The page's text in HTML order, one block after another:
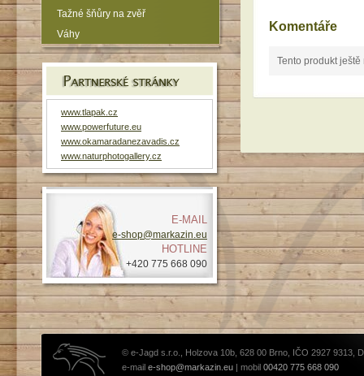
Komentáře
Tento produkt
Tažné šňůry na zvěř
Váhy
www.tlapak.cz
www.powerfuture.eu
www.okamaradanezavadis.cz
www.naturphotogallery.cz
E-MAIL
e-shop@markazin.eu
HOTLINE
+420 775 668 090
© e-Jagd s.r.o., Holzova 10b, 628 00 Brno, IČO 2927 9313,
e-mail e-shop@markazin.eu | mobil 00420 775 668 090